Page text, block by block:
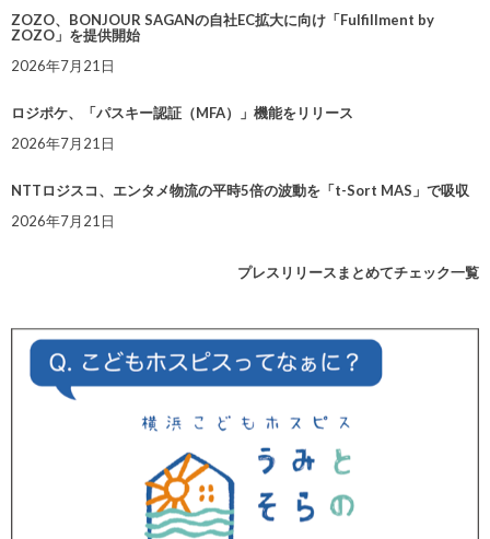
ZOZO、BONJOUR SAGANの自社EC拡大に向け「Fulfillment by
ZOZO」を提供開始
2026年7月21日
ロジポケ、「パスキー認証（MFA）」機能をリリース
2026年7月21日
NTTロジスコ、エンタメ物流の平時5倍の波動を「t-Sort MAS」で吸収
2026年7月21日
プレスリリースまとめてチェック一覧